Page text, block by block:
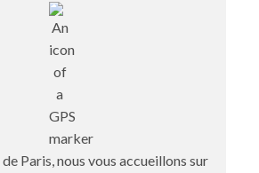
Paris, nous vous accueillons sur